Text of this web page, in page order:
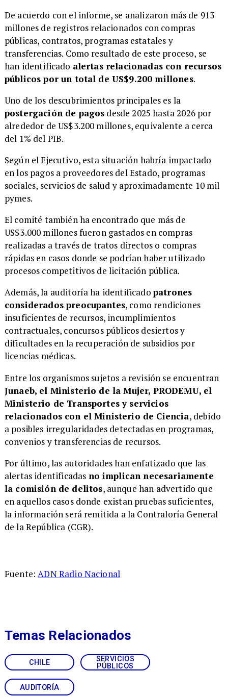
De acuerdo con el informe, se analizaron más de 913
millones de registros relacionados con compras
públicas, contratos, programas estatales y
transferencias. Como resultado de este proceso, se
han identificado alertas relacionadas con recursos
públicos por un total de US$9.200 millones.
Uno de los descubrimientos principales es la
postergación de pagos desde 2025 hasta 2026 por
alrededor de US$3.200 millones, equivalente a cerca
del 1% del PIB.
Según el Ejecutivo, esta situación habría impactado
en los pagos a proveedores del Estado, programas
sociales, servicios de salud y aproximadamente 10 mil
pymes.
El comité también ha encontrado que más de
US$3.000 millones fueron gastados en compras
realizadas a través de tratos directos o compras
rápidas en casos donde se podrían haber utilizado
procesos competitivos de licitación pública.
Además, la auditoría ha identificado patrones
considerados preocupantes, como rendiciones
insuficientes de recursos, incumplimientos
contractuales, concursos públicos desiertos y
dificultades en la recuperación de subsidios por
licencias médicas.
Entre los organismos sujetos a revisión se encuentran
Junaeb, el Ministerio de la Mujer, PRODEMU, el
Ministerio de Transportes y servicios
relacionados con el Ministerio de Ciencia, debido
a posibles irregularidades detectadas en programas,
convenios y transferencias de recursos.
Por último, las autoridades han enfatizado que las
alertas identificadas no implican necesariamente
la comisión de delitos, aunque han advertido que
en aquellos casos donde existan pruebas suficientes,
la información será remitida a la Contraloría General
de la República (CGR).
Fuente:ADN Radio Nacional
CHILE
SERVICIOS
PÚBLICOS
AUDITORÍA
Temas Relacionados